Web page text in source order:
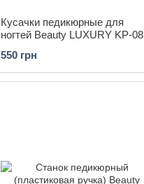
Кусачки педикюрные для
ногтей Beauty LUXURY KP-08
550 грн